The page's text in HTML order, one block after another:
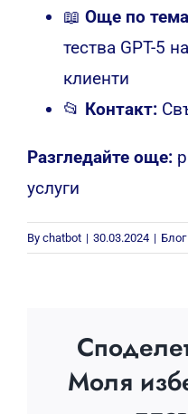
📖 Още по
тества GPT-5
клиенти
📂 Контакт:
Разгледайте още:
услуги
By chatbot | 30.03.2024 | Блог
Моля